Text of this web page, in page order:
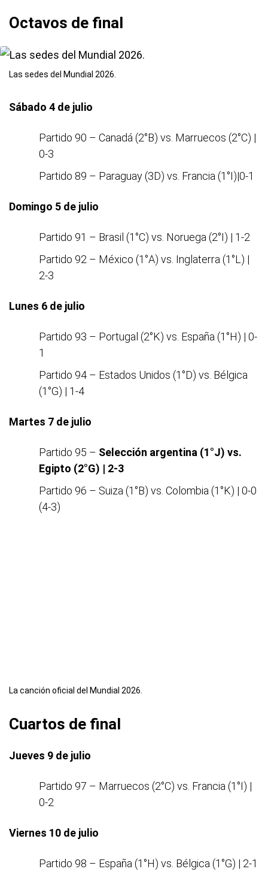
Octavos de final
Las sedes del Mundial 2026.
Sábado 4 de julio
Partido 90 – Canadá (2°B) vs. Marruecos (2°C) |
0-3
Partido 89 – Paraguay (3D) vs. Francia (1°I)|0-1
Domingo 5 de julio
Partido 91 – Brasil (1°C) vs. Noruega (2°I) | 1-2
Partido 92 – México (1°A) vs. Inglaterra (1°L) |
2-3
Lunes 6 de julio
Partido 93 – Portugal (2°K) vs. España (1°H) | 0-
1
Partido 94 – Estados Unidos (1°D) vs. Bélgica
(1°G) | 1-4
Martes 7 de julio
Partido 95 – Selección argentina (1°J) vs.
Egipto (2°G) | 2-3
Partido 96 – Suiza (1°B) vs. Colombia (1°K) | 0-0
(4-3)
La canción oficial del Mundial 2026.
Cuartos de final
Jueves 9 de julio
Partido 97 – Marruecos (2°C) vs. Francia (1°I) |
0-2
Viernes 10 de julio
Partido 98 – España (1°H) vs. Bélgica (1°G) | 2-1